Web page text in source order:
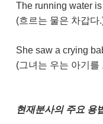
The running water
(흐르는 물은 차갑다
She saw a crying
(그녀는 우는 아기를
현재분사의 주요 용